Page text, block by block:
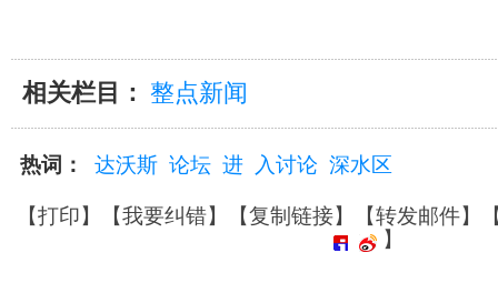
相关栏目： 整点新闻
热词： 达沃斯 论坛 进 入讨论 深水区
【打印】【我要纠错】【复制链接】【转发邮件】
】